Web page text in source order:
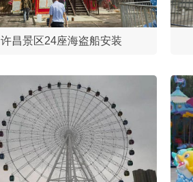
许昌景区24座海盗船安装